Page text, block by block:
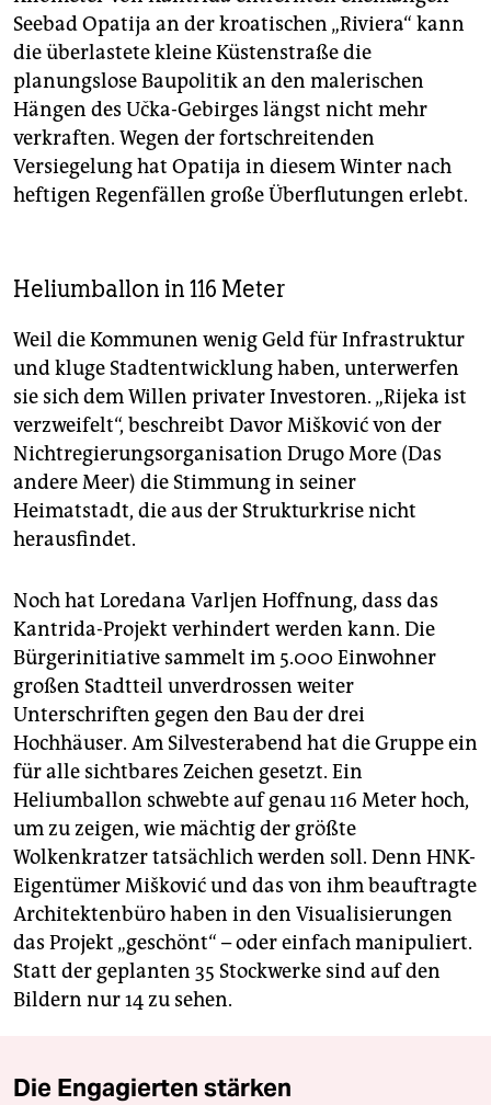
Seebad Opatija an der kroatischen „Riviera“ kann
die überlastete kleine Küstenstraße die
planungslose Baupolitik an den malerischen
Hängen des Učka-Gebirges längst nicht mehr
verkraften. Wegen der fortschreitenden
Versiegelung hat Opatija in diesem Winter nach
heftigen Regenfällen große Überflutungen erlebt.
Heliumballon in 116 Meter
Weil die Kommunen wenig Geld für Infrastruktur
und kluge Stadtentwicklung haben, unterwerfen
sie sich dem Willen privater Investoren. „Rijeka ist
verzweifelt“, beschreibt Davor Mišković von der
Nichtregierungsorganisation Drugo More (Das
andere Meer) die Stimmung in seiner
Heimatstadt, die aus der Strukturkrise nicht
herausfindet.
Noch hat Loredana Varljen Hoffnung, dass das
Kantrida-Projekt verhindert werden kann. Die
Bürgerinitiative sammelt im 5.000 Einwohner
großen Stadtteil unverdrossen weiter
Unterschriften gegen den Bau der drei
Hochhäuser. Am Silvesterabend hat die Gruppe ein
für alle sichtbares Zeichen gesetzt. Ein
Heliumballon schwebte auf genau 116 Meter hoch,
um zu zeigen, wie mächtig der größte
Wolkenkratzer tatsächlich werden soll. Denn HNK-
Eigentümer Mišković und das von ihm beauftragte
Architektenbüro haben in den Visualisierungen
das Projekt „geschönt“ – oder einfach manipuliert.
Statt der geplanten 35 Stockwerke sind auf den
Bildern nur 14 zu sehen.
Die Engagierten stärken